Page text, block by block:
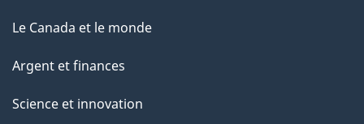
Le Canada et le monde
Argent et finances
Science et innovation